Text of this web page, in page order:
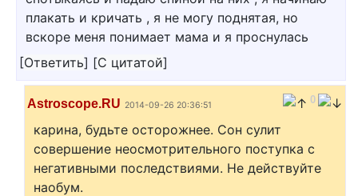
плакать и кричать , я не могу поднятая, но
вскоре меня понимает мама и я проснулась
[Ответить] [С цитатой]
Astroscope.RU 2014-09-26 20:36:51 0
карина, будьте осторожнее. Сон сулит
совершение неосмотрительного поступка с
негативными последствиями. Не действуйте
наобум.